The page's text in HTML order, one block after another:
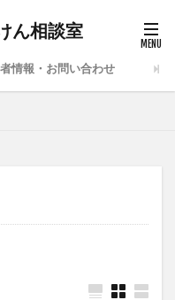
ん相談室
情報・お問い合わせ